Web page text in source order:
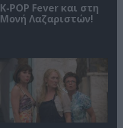
K-POP Fever και στη
Μονή Λαζαριστών!